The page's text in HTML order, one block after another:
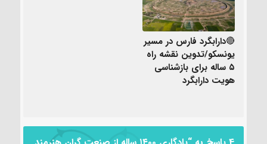
🔴دارابگرد فارس در مسیر
یونسکو/تدوین نقشه راه
۵ ساله برای بازشناسی
هویت دارابگرد